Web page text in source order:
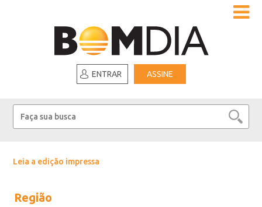
ENTRAR ASSINE
Leia a edição impressa
Região